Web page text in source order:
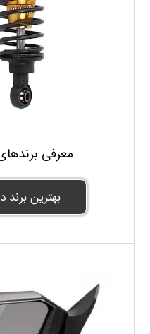
معرفی برندهای
بهترین برند